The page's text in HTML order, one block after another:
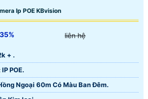
Ip POE KBvision
liên hệ
+ .
👍 Trang Bị Công Nghệ : IP POE.
Ngoại 60m Có Màu Ban Ðêm.